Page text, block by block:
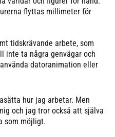
flyttas millimeter för
tidskrävande arbete, som
inte ta några genvägar och
datoranimation eller
hur jag arbetar. Men
och jag tror också att själva
som möjligt.